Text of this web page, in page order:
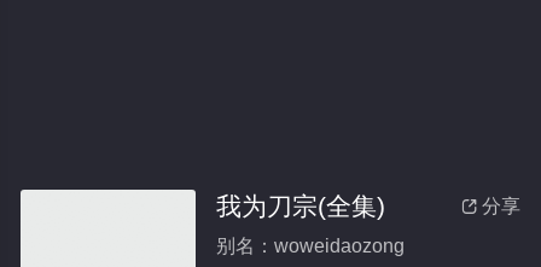
 分享
我为刀宗(全集)
别名：woweidaozong